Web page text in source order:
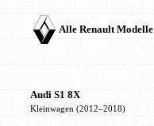
Alle Renault Modelle
Audi S1 8X
Kleinwagen (2012–2018)